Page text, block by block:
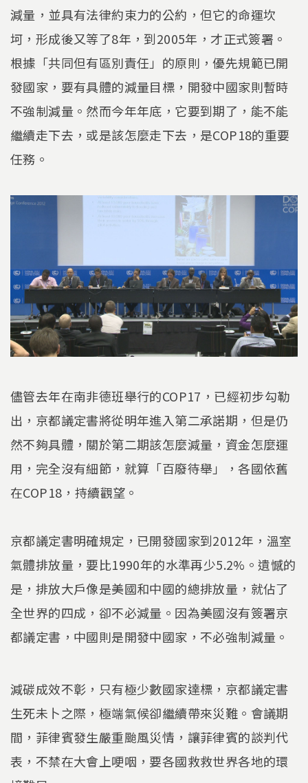
減量，並具有法律約束力的公約，但它的命運坎
坷，形成後又等了8年，到2005年，才正式簽署。
根據「共同但有區別責任」的原則，優先規範已開
發國家，要有具體的減量目標，開發中國家則暫時
不強制減量。然而今年年底，它要到期了，能不能
繼續走下去，或是該怎麼走下去，是COP18的重要
任務。
儘管去年在南非德班舉行的COP17，已經初步勾勒
出，京都議定書將從明年進入第二承諾期，但是仍
然不夠具體，關於第二期該怎麼減量，資金怎麼運
用，完全沒有細節，就算「百廢待舉」，各國依舊
在COP18，持續觀望。
京都議定書明確規定，已開發國家到2012年，溫室
氣體排放量，要比1990年的水準再少5.2%。遺憾的
是，排放大戶像是美國和中國的總排放量，就佔了
全世界的四成，卻不必減量。因為美國沒有簽署京
都議定書，中國則是開發中國家，不必強制減量。
減碳成效不彰，只有極少數國家達標，京都議定書
生死未卜之際，極端氣候卻繼續帶來災難。會議期
間，菲律賓發生嚴重颱風災情，讓菲律賓的談判代
表，不禁在大會上哽咽，要各國救救世界各地的環